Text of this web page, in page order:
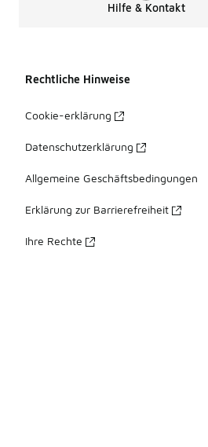
Hilfe & Kontakt
Rechtliche Hinweise
Cookie-erklärung
Datenschutzerklärung
Allgemeine Geschäftsbedingungen
Erklärung zur Barrierefreiheit
Ihre Rechte